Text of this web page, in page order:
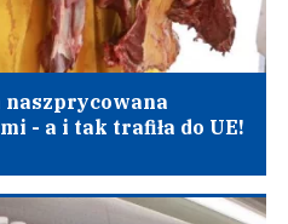
- a i tak trafiła do UE!